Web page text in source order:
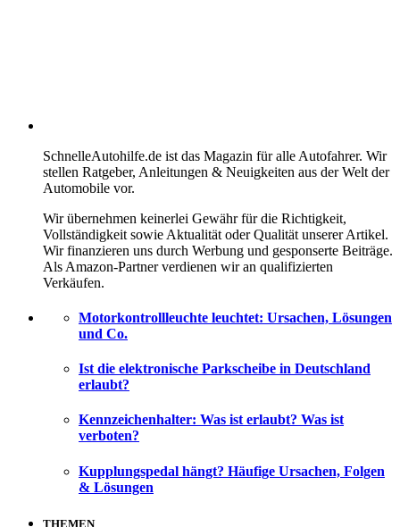
SchnelleAutohilfe.de ist das Magazin für alle Autofahrer. Wir
stellen Ratgeber, Anleitungen & Neuigkeiten aus der Welt der
Automobile vor.
Wir übernehmen keinerlei Gewähr für die Richtigkeit,
Vollständigkeit sowie Aktualität oder Qualität unserer Artikel.
Wir finanzieren uns durch Werbung und gesponserte Beiträge.
Als Amazon-Partner verdienen wir an qualifizierten
Verkäufen.
Motorkontrollleuchte leuchtet: Ursachen, Lösungen
und Co.
Ist die elektronische Parkscheibe in Deutschland
erlaubt?
Kennzeichenhalter: Was ist erlaubt? Was ist
verboten?
Kupplungspedal hängt? Häufige Ursachen, Folgen
& Lösungen
THEMEN